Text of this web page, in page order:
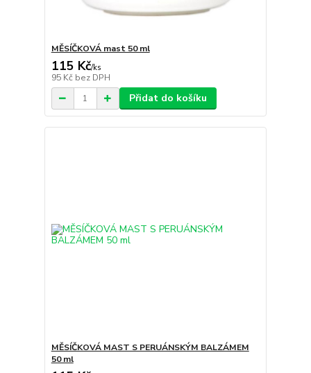
MĚSÍČKOVÁ mast 50 ml
115 Kč/ks
95 Kč bez DPH
Přidat do košíku
MĚSÍČKOVÁ MAST S PERUÁNSKÝM BALZÁMEM
50 ml